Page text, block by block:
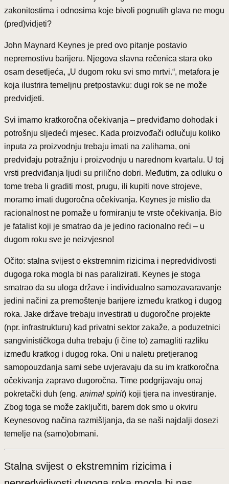
zakonitostima i odnosima koje bivoli pognutih glava ne mogu
(pred)vidjeti?
John Maynard Keynes je pred ovo pitanje postavio
nepremostivu barijeru. Njegova slavna rečenica stara oko
osam desetljeća, „U dugom roku svi smo mrtvi.“, metafora je
koja ilustrira temeljnu pretpostavku: dugi rok se ne može
predvidjeti.
Svi imamo kratkoročna očekivanja – predviđamo dohodak i
potrošnju sljedeći mjesec. Kada proizvođači odlučuju koliko
inputa za proizvodnju trebaju imati na zalihama, oni
predviđaju potražnju i proizvodnju u narednom kvartalu. U toj
vrsti predviđanja ljudi su prilično dobri. Međutim, za odluku o
tome treba li graditi most, prugu, ili kupiti nove strojeve,
moramo imati dugoročna očekivanja. Keynes je mislio da
racionalnost ne pomaže u formiranju te vrste očekivanja. Bio
je fatalist koji je smatrao da je jedino racionalno reći – u
dugom roku sve je neizvjesno!
Očito: stalna svijest o ekstremnim rizicima i nepredvidivosti
dugoga roka mogla bi nas paralizirati. Keynes je stoga
smatrao da su uloga države i individualno samozavaravanje
jedini načini za premoštenje barijere između kratkog i dugog
roka. Jake države trebaju investirati u dugoročne projekte
(npr. infrastrukturu) kad privatni sektor zakaže, a poduzetnici
sangvinističkoga duha trebaju (i čine to) zamagliti razliku
između kratkog i dugog roka. Oni u naletu pretjeranog
samopouzdanja sami sebe uvjeravaju da su im kratkoročna
očekivanja zapravo dugoročna. Time podgrijavaju onaj
pokretački duh (eng. animal spirit) koji tjera na investiranje.
Zbog toga se može zaključiti, barem dok smo u okviru
Keynesovog načina razmišljanja, da se naši najdalji dosezi
temelje na (samo)obmani.
Stalna svijest o ekstremnim rizicima i